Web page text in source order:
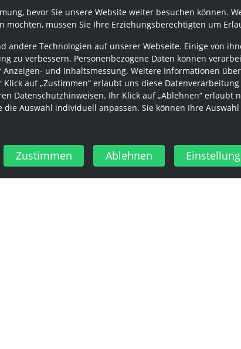
bevor Sie unsere Website weiter besuchen können.
möchten, müssen Sie Ihre Erziehungsberechtigten um
andere Technologien auf unserer Webseite. Einige von
zu verbessern. Personenbezogene Daten können
und Inhaltsmessung. Weitere Informationen
Klick auf „Zustimmen“ erlaubt uns diese
Datenschutzhinweisen. Ihr Klick auf „Ablehnen“ erlaubt
die Auswahl individuell anpassen. Sie können Ihre
Zustimmen Ablehnen